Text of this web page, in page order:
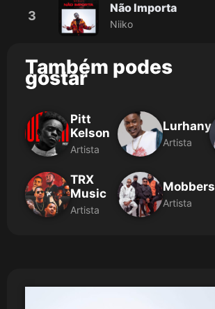
3
Não Importa
Niiko
Também podes
gostar
Pitt
Kelson
Artista
Lurhany
Artista
TRX
Music
Artista
Mobbers
Artista